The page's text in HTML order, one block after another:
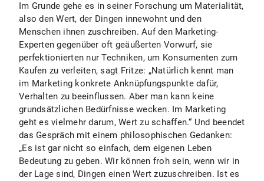
Im Grunde gehe es in seiner Forschung um Materialität,
also den Wert, der Dingen innewohnt und den
Menschen ihnen zuschreiben. Auf den Marketing-
Experten gegenüber oft geäußerten Vorwurf, sie
perfektionierten nur Techniken, um Konsumenten zum
Kaufen zu verleiten, sagt Fritze: „Natürlich kennt man
im Marketing konkrete Anknüpfungspunkte dafür,
Verhalten zu beeinflussen. Aber man kann keine
grundsätzlichen Bedürfnisse wecken. Im Marketing
geht es vielmehr darum, Wert zu schaffen.“ Und beendet
das Gespräch mit einem philosophischen Gedanken:
„Es ist gar nicht so einfach, dem eigenen Leben
Bedeutung zu geben. Wir können froh sein, wenn wir in
der Lage sind, Dingen einen Wert zuzuschreiben. Ist es